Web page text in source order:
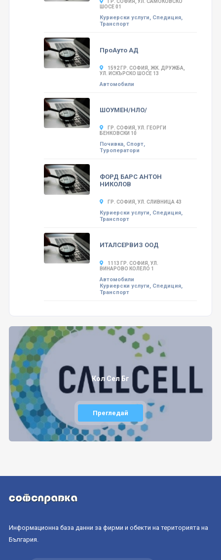
ГР. СОФИЯ, УЛ. САМОКОВСКО
ШОСЕ 01
Куриерски услуги, Спедиция,
Транспорт
ПроАуто АД
1592 ГР. СОФИЯ, ЖК. ДРУЖБА,
УЛ. ИСКЪРСКО ШОСЕ 13
Автомобили
ШОУМЕН/НЛО/
ГР. СОФИЯ, УЛ. ГЕОРГИ
БЕНКОВСКИ 10
Почивка, Спорт,
Туроператори
ФОРД БАРС АНТОН
НИКОЛОВ
ГР. СОФИЯ, УЛ. СЛИВНИЦА 43
Куриерски услуги, Спедиция,
Транспорт
ИТАЛСЕРВИЗ ООД
1113 ГР. СОФИЯ, УЛ.
ВИНАРОВО КОЛЕЛО 1
Автомобили
Куриерски услуги, Спедиция,
Транспорт
Кол Сел Бг
Прегледай
Информационна база данни за фирми и обекти на територията на
България.